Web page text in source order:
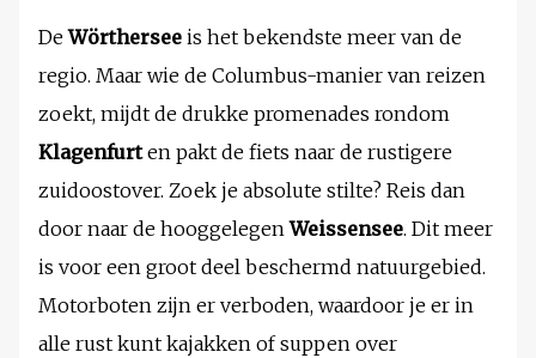
DeWörthersee is het bekendste meer van de
regio. Maar wie de Columbus-manier van reizen
zoekt, mijdt de drukke promenades rondom
Klagenfurten pakt de fiets naar de rustigere
zuidoostover. Zoek je absolute stilte? Reis dan
door naar de hooggelegenWeissensee. Dit meer
is voor een groot deel beschermd natuurgebied.
Motorboten zijn er verboden, waardoor je er in
alle rust kunt kajakken of suppen over